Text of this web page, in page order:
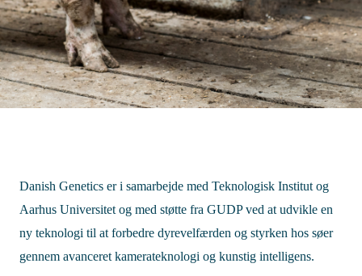
Danish Genetics er i samarbejde med Teknologisk Institut og
Aarhus Universitet og med støtte fra GUDP ved at udvikle en
ny teknologi til at forbedre dyrevelfærden og styrken hos søer
gennem avanceret kamerateknologi og kunstig intelligens.